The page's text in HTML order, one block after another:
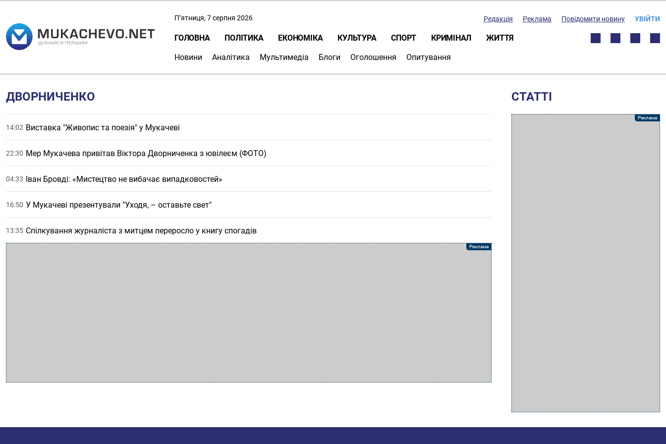
П’ятниця, 7 серпня 2026 Редакція Реклама Повідомити новину УВІЙТИ
ГОЛОВНА ПОЛІТИКА ЕКОНОМІКА КУЛЬТУРА СПОРТ КРИМІНАЛ ЖИТТЯ
Новини Аналітика Мультимедіа Блоги Оголошення Опитування
ДВОРНИЧЕНКО
14:02 Виставка "Живопис та поезія" у Мукачеві
22:30 Мер Мукачева привітав Віктора Дворниченка з ювілеєм (ФОТО)
04:33 Іван Бровді: «Мистецтво не вибачає випадковостей»
16:50 У Мукачеві презентували "Уходя, – оставьте свет"
13:35 Спілкування журналіста з митцем переросло у книгу спогадів
СТАТТІ